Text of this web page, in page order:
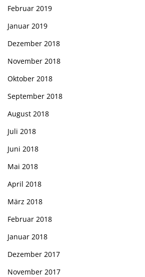
Februar 2019
Januar 2019
Dezember 2018
November 2018
Oktober 2018
September 2018
August 2018
Juli 2018
Juni 2018
Mai 2018
April 2018
März 2018
Februar 2018
Januar 2018
Dezember 2017
November 2017